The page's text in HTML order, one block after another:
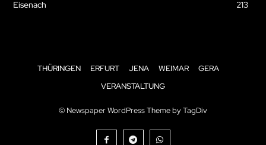
Eisenach
213
THÜRINGEN ERFURT JENA WEIMAR
GERA
VERANSTALTUNG
© Newspaper WordPress Theme by TagDiv